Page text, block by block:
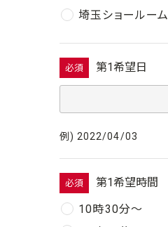
埼玉ショールーム
必須 第1希望日
例) 2022/04/03
必須
第1希望時間
10時30分〜